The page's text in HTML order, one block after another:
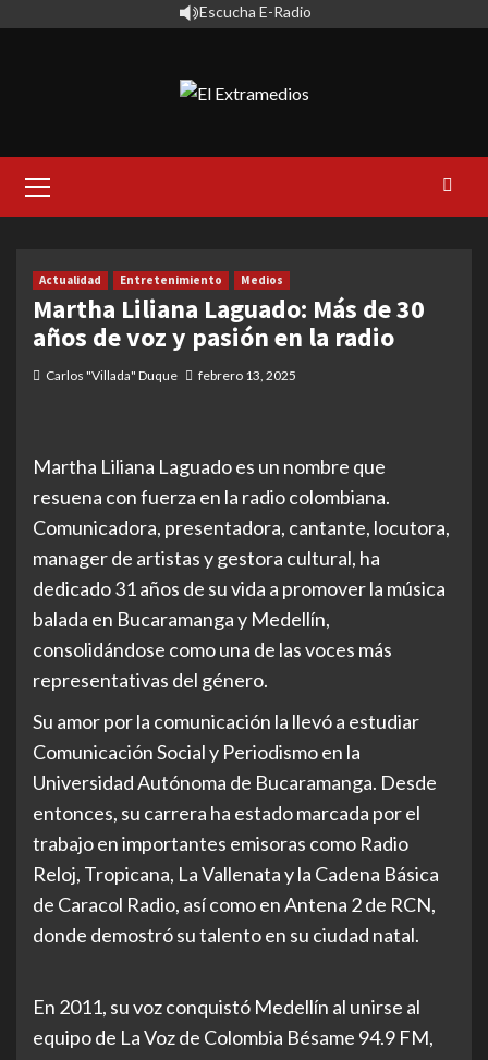
Escucha E-Radio
Menu
Actualidad Entretenimiento Medios
Martha Liliana Laguado: Más de 30
años de voz y pasión en la radio
Carlos "Villada" Duque febrero 13, 2025
Martha Liliana Laguado es un nombre que
resuena con fuerza en la radio colombiana.
Comunicadora, presentadora, cantante, locutora,
manager de artistas y gestora cultural, ha
dedicado 31 años de su vida a promover la música
balada en Bucaramanga y Medellín,
consolidándose como una de las voces más
representativas del género.
Su amor por la comunicación la llevó a estudiar
Comunicación Social y Periodismo en la
Universidad Autónoma de Bucaramanga. Desde
entonces, su carrera ha estado marcada por el
trabajo en importantes emisoras como Radio
Reloj, Tropicana, La Vallenata y la Cadena Básica
de Caracol Radio, así como en Antena 2 de RCN,
donde demostró su talento en su ciudad natal.
En 2011, su voz conquistó Medellín al unirse al
equipo de La Voz de Colombia Bésame 94.9 FM,